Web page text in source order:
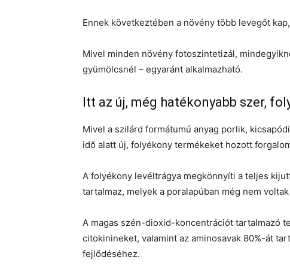
Ennek következtében a növény több levegőt
Mivel minden növény fotoszintetizál,
gyümölcsnél – egyaránt alkalmazható.
Itt az új, még hatékonyabb szer,
Mivel a szilárd formátumú anyag porlik,
idő alatt új, folyékony termékeket hozott
A folyékony levéltrágya megkönnyíti a teljes
tartalmaz, melyek a poralapúban még nem
A magas szén-dioxid-koncentrációt tartalmazó
citokinineket, valamint az aminosavak 80%-át
fejlődéséhez.